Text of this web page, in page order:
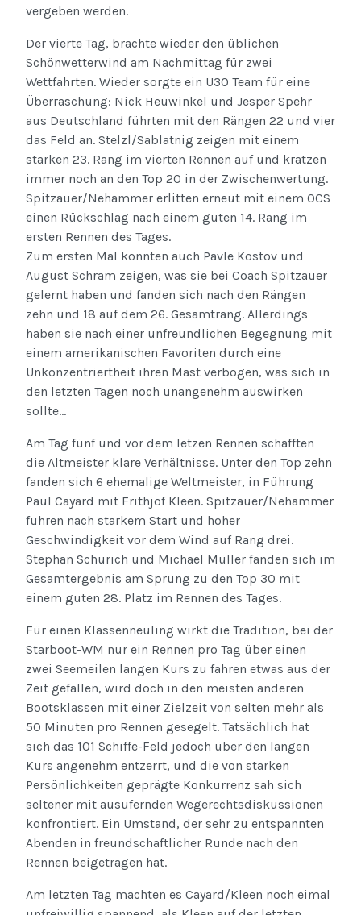
vergeben werden.
Der vierte Tag, brachte wieder den üblichen
Schönwetterwind am Nachmittag für zwei
Wettfahrten. Wieder sorgte ein U30 Team für eine
Überraschung: Nick Heuwinkel und Jesper Spehr
aus Deutschland führten mit den Rängen 22 und vier
das Feld an. Stelzl/Sablatnig zeigen mit einem
starken 23. Rang im vierten Rennen auf und kratzen
immer noch an den Top 20 in der Zwischenwertung.
Spitzauer/Nehammer erlitten erneut mit einem OCS
einen Rückschlag nach einem guten 14. Rang im
ersten Rennen des Tages.
Zum ersten Mal konnten auch Pavle Kostov und
August Schram zeigen, was sie bei Coach Spitzauer
gelernt haben und fanden sich nach den Rängen
zehn und 18 auf dem 26. Gesamtrang. Allerdings
haben sie nach einer unfreundlichen Begegnung mit
einem amerikanischen Favoriten durch eine
Unkonzentriertheit ihren Mast verbogen, was sich in
den letzten Tagen noch unangenehm auswirken
sollte…
Am Tag fünf und vor dem letzen Rennen schafften
die Altmeister klare Verhältnisse. Unter den Top zehn
fanden sich 6 ehemalige Weltmeister, in Führung
Paul Cayard mit Frithjof Kleen. Spitzauer/Nehammer
fuhren nach starkem Start und hoher
Geschwindigkeit vor dem Wind auf Rang drei.
Stephan Schurich und Michael Müller fanden sich im
Gesamtergebnis am Sprung zu den Top 30 mit
einem guten 28. Platz im Rennen des Tages.
Für einen Klassenneuling wirkt die Tradition, bei der
Starboot-WM nur ein Rennen pro Tag über einen
zwei Seemeilen langen Kurs zu fahren etwas aus der
Zeit gefallen, wird doch in den meisten anderen
Bootsklassen mit einer Zielzeit von selten mehr als
50 Minuten pro Rennen gesegelt. Tatsächlich hat
sich das 101 Schiffe-Feld jedoch über den langen
Kurs angenehm entzerrt, und die von starken
Persönlichkeiten geprägte Konkurrenz sah sich
seltener mit ausufernden Wegerechtsdiskussionen
konfrontiert. Ein Umstand, der sehr zu entspannten
Abenden in freundschaftlicher Runde nach den
Rennen beigetragen hat.
Am letzten Tag machten es Cayard/Kleen noch eimal